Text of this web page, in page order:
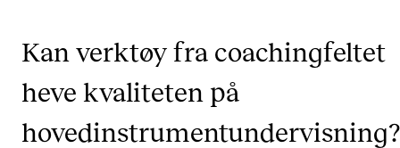
Utøvende læring og undervisning
Studentstemmen
Forbindelser
Kan verktøy fra coachingfeltet
heve kvaliteten på